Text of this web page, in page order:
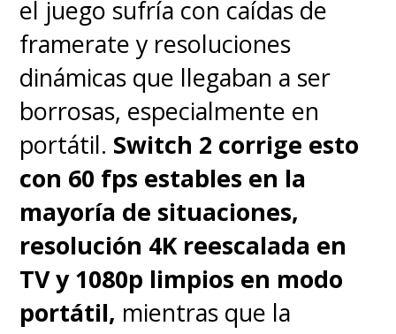
Sin, embargo, y por más que
tenga uno u otro momento
entretenido, este modo historia
se termina sintiendo más
como un tutorial extendido
para aprender a jugar solo
el juego sufría con caídas de
framerate y resoluciones
dinámicas que llegaban a ser
borrosas, especialmente en
portátil. Switch 2 corrige esto
con 60 fps estables en la
mayoría de situaciones,
resolución 4K reescalada en
TV y 1080p limpios en modo
portátil, mientras que la